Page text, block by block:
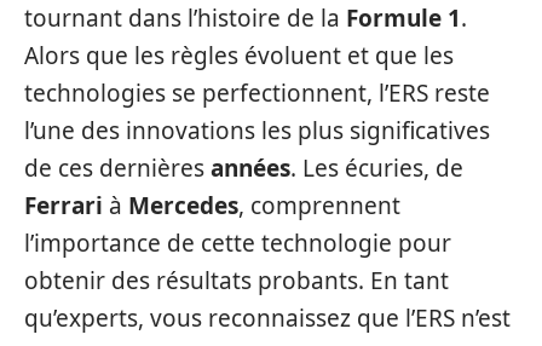
tournant dans l’histoire de la Formule 1.
Alors que les règles évoluent et que les
technologies se perfectionnent, l’ERS reste
l’une des innovations les plus significatives
de ces dernièresannées. Les écuries, de
Ferrari à Mercedes, comprennent
l’importance de cette technologie pour
obtenir des résultats probants. En tant
qu’experts, vous reconnaissez que l’ERS n’est